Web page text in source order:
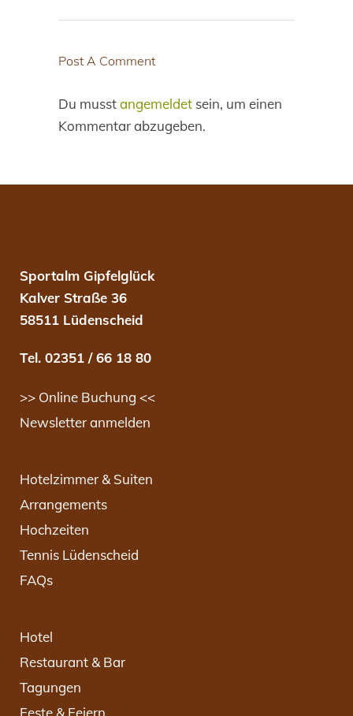
Post A Comment
Du musstangemeldet sein, um einen
Kommentar abzugeben.
Sportalm Gipfelglück
Kalver Straße 36
58511 Lüdenscheid
Tel. 02351 / 66 18 80
>> Online Buchung <<
Newsletter anmelden
Hotelzimmer & Suiten
Arrangements
Hochzeiten
Tennis Lüdenscheid
FAQs
Hotel
Restaurant & Bar
Tagungen
Feste & Feiern